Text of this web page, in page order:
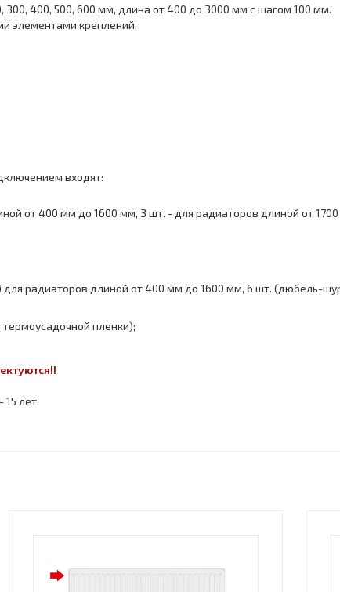
300, 400, 500, 600 мм, длина от 400 до 3000 мм с шагом 100 мм.
элементами креплений.
входят:
от 400 мм до 1600 мм, 3 шт. - для радиаторов длиной от
радиаторов длиной от 400 мм до 1600 мм, 6 шт. (дюбель-
пленки);
15 лет.